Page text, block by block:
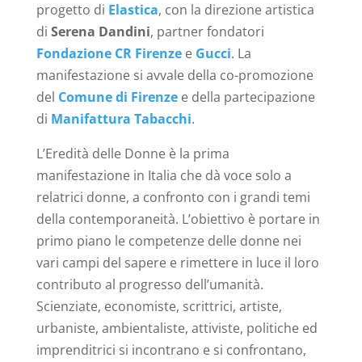
progetto di Elastica, con la direzione artistica
di Serena Dandini, partner fondatori
Fondazione CR Firenzee Gucci. La
manifestazione si avvale della co-promozione
del Comune di Firenzee della partecipazione
di Manifattura Tabacchi.
L’Eredità delle Donne è la prima
manifestazione in Italia che dà voce solo a
relatrici donne, a confronto con i grandi temi
della contemporaneità. L’obiettivo è portare in
primo piano le competenze delle donne nei
vari campi del sapere e rimettere in luce il loro
contributo al progresso dell’umanità.
Scienziate, economiste, scrittrici, artiste,
urbaniste, ambientaliste, attiviste, politiche ed
imprenditrici si incontrano e si confrontano,